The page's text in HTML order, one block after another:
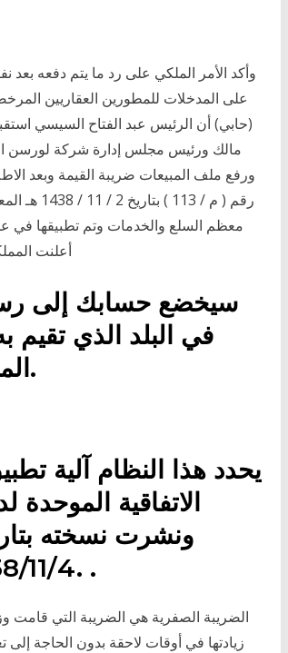
وأكد الأمر الملكي على رد ما يتم دفعه بعد
على المدخلات للمطورين العقاريين
(حابي) أن الرئيس عبد الفتاح السيسي
مالك ورئيس مجلس إدارة شركة لورسن
ورفع ملف المبيعات ضريبة القيمة وبعد
رقم ( م /
أعلنت
سيخضع حسابك إلى
في البلد الذي تقيم
المضافة إلى الفواتير لاستخدام خدمتك.
يحدد هذا النظام آلية
الاتفاقية
1438/11/4هـ، والمُعدّل في 1441/10/24هـ. .
الضريبة الصفرية هي الضريبة التي قامت
زيادتها في أوقات لاحقة بدون الحاجة إلى